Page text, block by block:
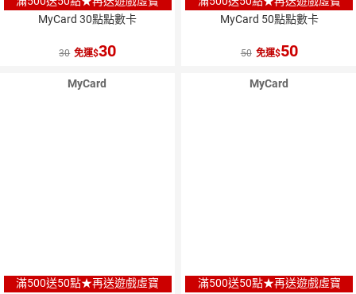
MyCard 30點點數卡
30 免運 30
MyCard 50點點數卡
50 免運 50
MyCard
滿500送50點★再送遊戲虛寶
MyCard
滿500送50點★再送遊戲虛寶